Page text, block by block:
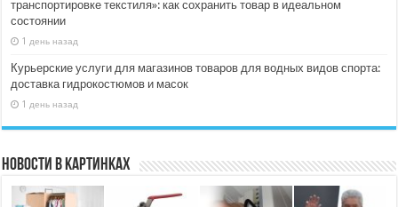
транспортировке текстиля»: как сохранить товар в идеальном
состоянии
1 день назад
Курьерские услуги для магазинов товаров для водных видов спорта:
доставка гидрокостюмов и масок
1 день назад
Новости в картинках